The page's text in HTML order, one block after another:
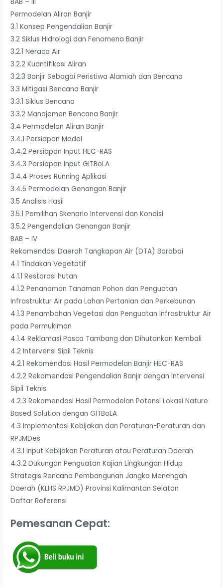
BAB – III
Permodelan Aliran Banjir
3.1 Konsep Pengendalian Banjir
3.2 Siklus Hidrologi dan Fenomena Banjir
3.2.1 Neraca Air
3.2.2 Kuantifikasi Aliran
3.2.3 Banjir Sebagai Peristiwa Alamiah dan Bencana
3.3 Mitigasi Bencana Banjir
3.3.1 Siklus Bencana
3.3.2 Manajemen Bencana Banjir
3.4 Permodelan Aliran Banjir
3.4.1 Persiapan Model
3.4.2 Persiapan Input HEC-RAS
3.4.3 Persiapan Input GITBoLA
3.4.4 Proses Running Aplikasi
3.4.5 Permodelan Genangan Banjir
3.5 Analisis Hasil
3.5.1 Pemilihan Skenario Intervensi dan Kondisi
3.5.2 Pengendalian Genangan Banjir
BAB – IV
Rekomendasi Daerah Tangkapan Air (DTA) Barabai
4.1 Tindakan Vegetatif
4.1.1 Restorasi hutan
4.1.2 Penanaman Tanaman Pohon dan Penguatan
Infrastruktur Air pada Lahan Pertanian dan Perkebunan
4.1.3 Penambahan Vegetasi dan Penguatan Infrastruktur Air
pada Permukiman
4.1.4 Reklamasi Pasca Tambang dan Dihutankan Kembali
4.2 Intervensi Sipil Teknis
4.2.1 Rekomendasi Hasil Permodelan Banjir HEC-RAS
4.2.2 Rekomendasi Pengendalian Banjir dengan Intervensi
Sipil Teknis
4.2.3 Rekomendasi Hasil Permodelan Potensi Lokasi Nature
Based Solution dengan GITBoLA
4.3 Implementasi Kebijakan dan Peraturan-Peraturan dan
RPJMDes
4.3.1 Input Kebijakan Peraturan atau Peraturan Daerah
4.3.2 Dukungan Penguatan Kajian Lingkungan Hidup
Strategis Rencana Pembangunan Jangka Menengah
Daerah (KLHS RPJMD) Provinsi Kalimantan Selatan
Daftar Referensi
Pemesanan Cepat: